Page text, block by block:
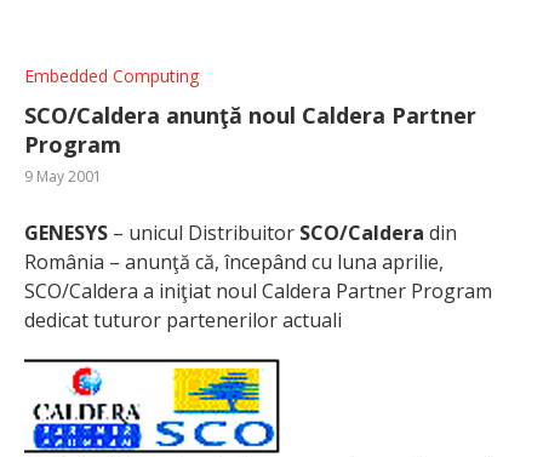
Embedded Computing
SCO/Caldera anunţă noul Caldera Partner
Program
9 May 2001
GENESYS – unicul Distribuitor SCO/Caldera din
România – anunţă că, începând cu luna aprilie,
SCO/Caldera a iniţiat noul Caldera Partner Program
dedicat tuturor partenerilor actuali